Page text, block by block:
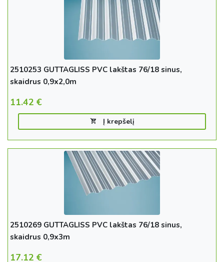
2510253 GUTTAGLISS PVC lakštas 76/18 sinus,
skaidrus 0,9x2,0m
Į krepšelį
2510269 GUTTAGLISS PVC lakštas 76/18 sinus,
skaidrus 0,9x3m